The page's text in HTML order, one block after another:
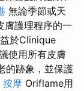
無論季節或天
膚護理程序的一
於Clinique
使用所有皮膚
的跡象，並保護
按摩 Oriflame用